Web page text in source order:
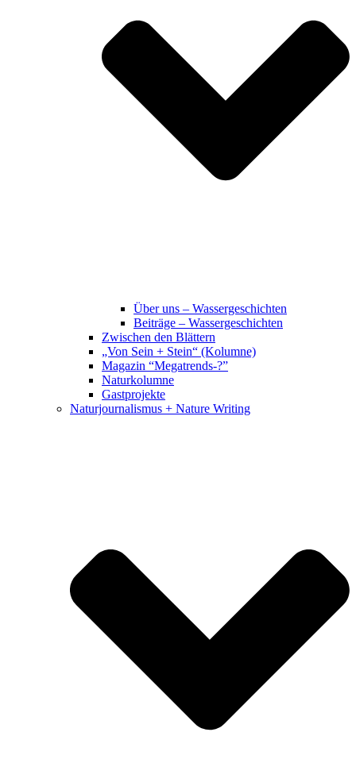
Über uns – Wassergeschichten
Beiträge – Wassergeschichten
Zwischen den Blättern
„Von Sein + Stein“ (Kolumne)
Magazin “Megatrends-?”
Naturkolumne
Gastprojekte
Naturjournalismus + Nature Writing